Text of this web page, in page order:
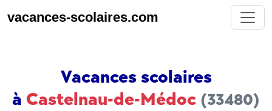
vacances-scolaires.com
Vacances scolaires
à Castelnau-de-Médoc (33480)